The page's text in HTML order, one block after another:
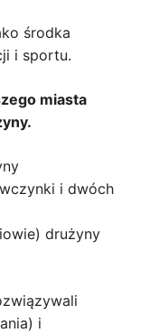
środka
i sportu.
miasta
i dwóch
drużyny
i